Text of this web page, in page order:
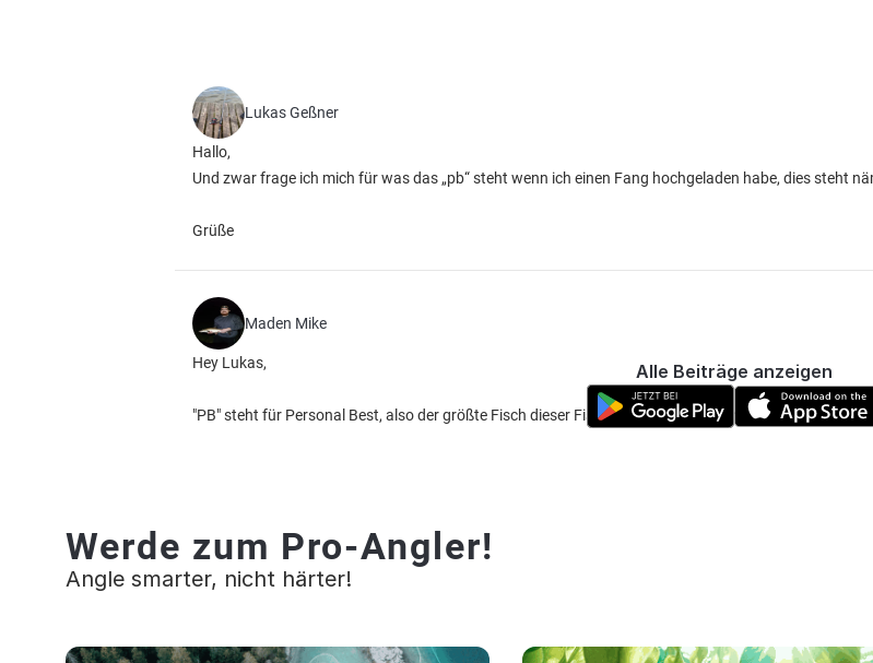
Lukas Geßner
Hallo,
Und zwar frage ich mich für was das „pb“ steht wenn ich einen Fang hochgeladen habe, dies steht
Grüße
Maden Mike
Hey Lukas,
"PB" steht für Personal Best, also der größte Fisch dieser Fischart aktuell in deinem Profil (:
Alle Beiträge anzeigen
Werde zum Pro-Angler!
Angle smarter, nicht härter!